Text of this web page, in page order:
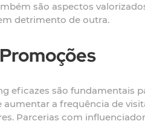
são aspectos
detrimento de outra.
eficazes são fundamentais
a frequência de
Parcerias com